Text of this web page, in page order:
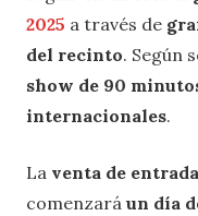
2025 a través de
del recinto. Según
show de 90
internacionales.
La venta de
comenzará un día